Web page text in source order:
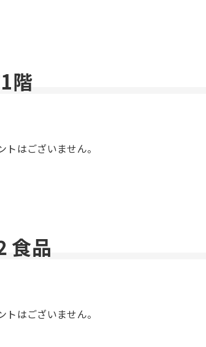
階
はございません。
食品
はございません。